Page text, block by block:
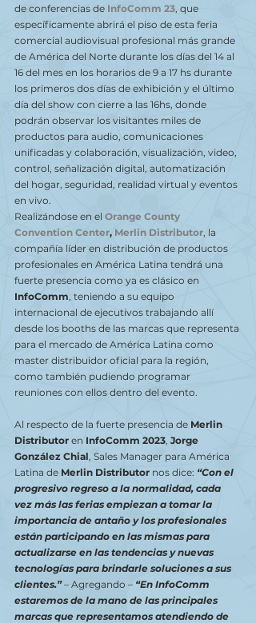
de conferencias de InfoComm 23 , que
específicamente abrirá el piso de esta feria
comercial audiovisual profesional más grande
de América del Norte durante los días del 14 al
16 del mes en los horarios de 9 a 17 hs durante
los primeros dos días de exhibición y el último
día del show con cierre a las 16hs, donde
podrán observar los visitantes miles de
productos para audio, comunicaciones
unificadas y colaboración, visualización, video,
control, señalización digital, automatización
del hogar, seguridad, realidad virtual y eventos
en vivo.
Realizándose en el Orange County
Convention Center, Merlin Distributor, la
compañía líder en distribución de productos
profesionales en América Latina tendrá una
fuerte presencia como ya es clásico en
InfoComm, teniendo a su equipo
internacional de ejecutivos trabajando allí
desde los booths de las marcas que representa
para el mercado de América Latina como
master distribuidor oficial para la región,
como también pudiendo programar
reuniones con ellos dentro del evento.
Al respecto de la fuerte presencia de Merlin
Distributor en InfoComm 2023 Jorge
González Chial , Sales Manager para América
Latina de Merlin Distributor nos dice: “Con el
progresivo regreso a la normalidad, cada
vez más las ferias empiezan a tomar la
importancia de antaño y los profesionales
están participando en las mismas para
actualizarse en las tendencias y nuevas
tecnologías para brindarle soluciones a sus
clientes.” – Agregando – “En InfoComm
estaremos de la mano de las principales
marcas que representamos atendiendo de